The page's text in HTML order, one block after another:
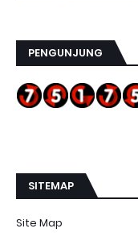
PENGUNJUNG
SITEMAP
Site Map